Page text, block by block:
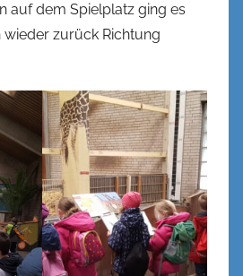
auf dem Spielplatz ging es
zurück Richtung